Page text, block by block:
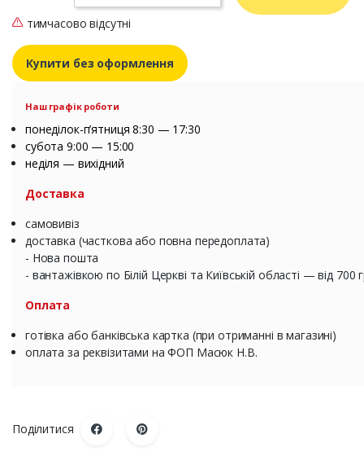
тимчасово відсутні
Купити без оформлення
Наш графік роботи
понеділок-п’ятниця 8:30 — 17:30
субота 9:00 — 15:00
неділя — вихідний
Доставка
самовивіз
доставка (часткова або повна передоплата)
- Нова пошта
- вантажівкою по Білій Церкві та Київській області — від 700
Оплата
готівка або банківська картка (при отриманні в магазині)
оплата за реквізитами на ФОП Масюк Н.В.
Поділитися